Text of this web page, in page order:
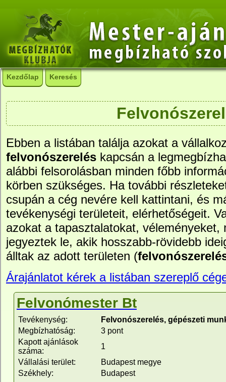
Kezdőlap Keresés
Ebben a listában találja azokat a
felvonószerelés kapcsán a
alábbi felsorolásban minden főbb
körben szükséges. Ha további
csupán a cég nevére kell kattintani, és
tevékenységi területeit, elérhetőségeit.
azokat a tapasztalatokat, véleményeket,
jegyeztek le, akik hosszabb-rövidebb
álltak az adott területen (
Árajánlatot kérek a listában szereplő
Felvonómester Bt
Tevékenység:
Felvonószerelés, gépészeti
Megbízhatóság:
3 pont
Kapott ajánlások
száma:
1
Vállalási terület:
Budapest megye
Székhely:
Budapest